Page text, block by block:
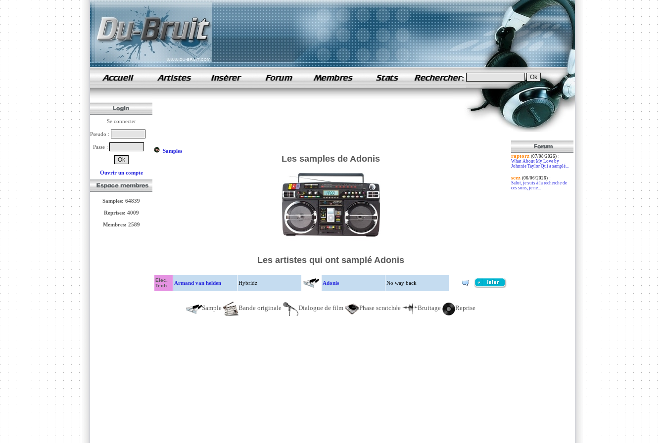
samples de rap
Se connecter
Pseudo :
Passe :
Ouvrir un compte
Samples: 64839
Reprises: 4009
Membres: 2589
Samples
Les samples de Adonis
Les artistes qui ont samplé Adonis
Elec.
Tech.
Armand van helden Hybridz Adonis No way back
Sample Bande originale Dialogue de film Phase scratchée Bruitage Reprise
raptorz (07/08/2026):
What About My Love by
Johnnie Taylor Qui a samplé...
scez (06/06/2026):
Salut, je suis à la recherche de
ces sons, je ne...